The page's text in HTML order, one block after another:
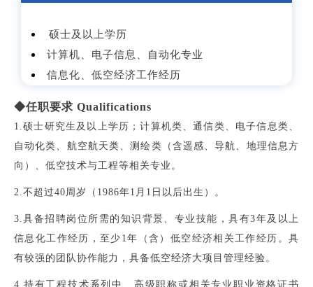
硕士及以上学历
计算机、电子信息、自动化专业
信息化、低空经济工作经历
◆任职要求 Qualifications
1.硕士研究生及以上学历；计算机类、通信类、电子信息类、
自动化类、航空航天类、测绘类（含遥感、导航、地理信息方
向）、低空技术与工程等相关专业。
2.不超过40周岁（1986年1月1日以后出生）。
3.具备招聘岗位所需的知识背景、专业技能，具有3年及以上
信息化工作经历，至少1年（含）低空经济相关工作经历。具
有较强的团队协作能力，具备低空经济大项目管理经验。
4.持有工程技术系列中、高级职称或相关专业职业资格证书